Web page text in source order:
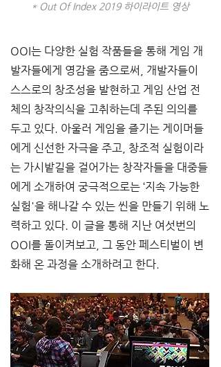
* Out Of Index 2019 하이라이트 영상
OOI는 다양한 실험 작품들을 통해 게임 개
발자들에게 영감을 줌으로써, 개발자들이
스스로의 창조성을 발현하고 게임 산업 전
체의 창작의식을 고취하는데 주된 의의를
두고 있다. 아울러 게임을 즐기는 게이머들
에게 신선한 자극을 주고, 창조적 실험이라
는 가시밭길을 걸어가는 창작자들을 대중들
에게 소개하여 궁극적으로는 ‘지속 가능한
실험'을 해나갈 수 있는 씬을 만들기 위해 노
력하고 있다. 이 글을 통해 지난 여섯번의
OOI를 돌이켜보고, 그 동안 페스티벌이 변
화해 온 과정을 소개하려고 한다.